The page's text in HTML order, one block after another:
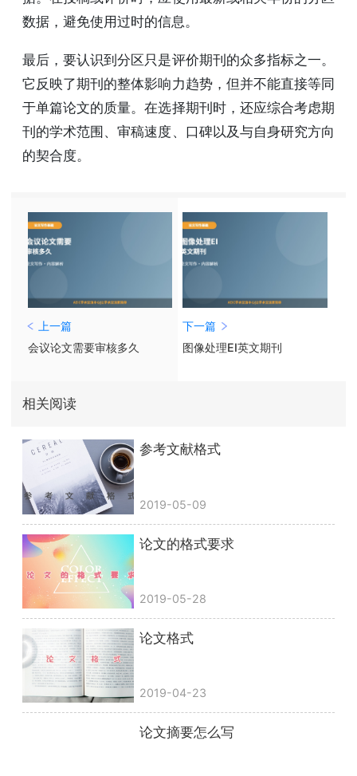
数据，避免使用过时的信息。
最后，要认识到分区只是评价期刊的众多指标之一。
它反映了期刊的整体影响力趋势，但并不能直接等同
于单篇论文的质量。在选择期刊时，还应综合考虑期
刊的学术范围、审稿速度、口碑以及与自身研究方向
的契合度。
上一篇
会议论文需要审核多久
下一篇
图像处理EI英文期刊
相关阅读
参考文献格式
2019-05-09
论文的格式要求
2019-05-28
论文格式
2019-04-23
论文摘要怎么写